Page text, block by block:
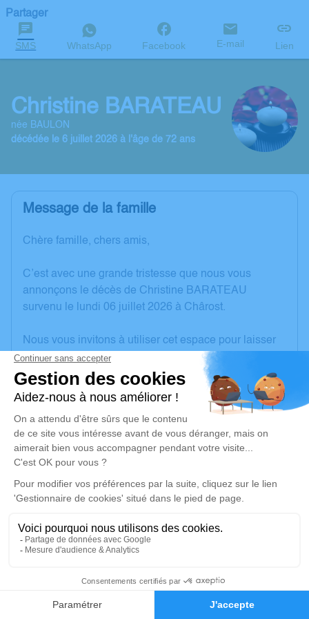
Faire-part Hommages
Partager
SMS WhatsApp Facebook E-mail Lien
Christine BARATEAU
née BAULON
décédée le 6 juillet 2026 à l'âge de 72 ans
Message de la famille
Chère famille, chers amis,
C’est avec une grande tristesse que nous vous
annonçons le décès de Christine BARATEAU
survenu le lundi 06 juillet 2026 à Chârost.
Nous vous invitons à utiliser cet espace pour laisser
vos condoléances, partager des photos souvenirs,
une anecdote ou exprimer vos pensées à travers des
poèmes ou des textes. Cet endroit est un lieu
d'expression dédié à honorer la mémoire de Christine
BARATEAU.
Un service de plantation d’arbre hommage est
disponible ici.
Je rends hommage
Cérémonie civile
Crématorium de Châteauroux
36000 Châteauroux